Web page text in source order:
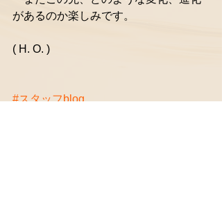
があるのか楽しみです。
( H. O. )
#スタッフblog